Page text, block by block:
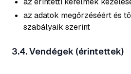
az adatok megőrzéséért és
szabályaik szerint
3.4. Vendégek (érintettek)